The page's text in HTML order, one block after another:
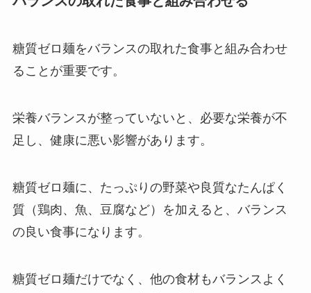
糖質ゼロ麺をバランスの取れた食事と組み合わせ
ることが重要です。
栄養バランスが整っていないと、必要な栄養が不
足し、健康に悪い影響があります。
糖質ゼロ麺に、たっぷりの野菜や良質なたんぱく
質（鶏肉、魚、豆腐など）を加えると、バランス
の良い食事になります。
糖質ゼロ麺だけでなく、他の食材もバランスよく